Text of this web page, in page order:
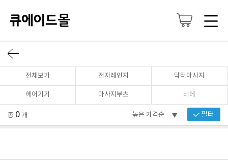
전체보기 전자레인지 닥터마사지
헤어기기 마사지부츠 비데
총 0 개 필터